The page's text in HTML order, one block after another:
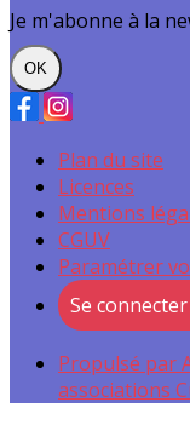
Je m'abonne à la
OK
Plan du site
Licences
Mentions
CGUV
Paramétrer
Se connecter
Propulsé par
associations